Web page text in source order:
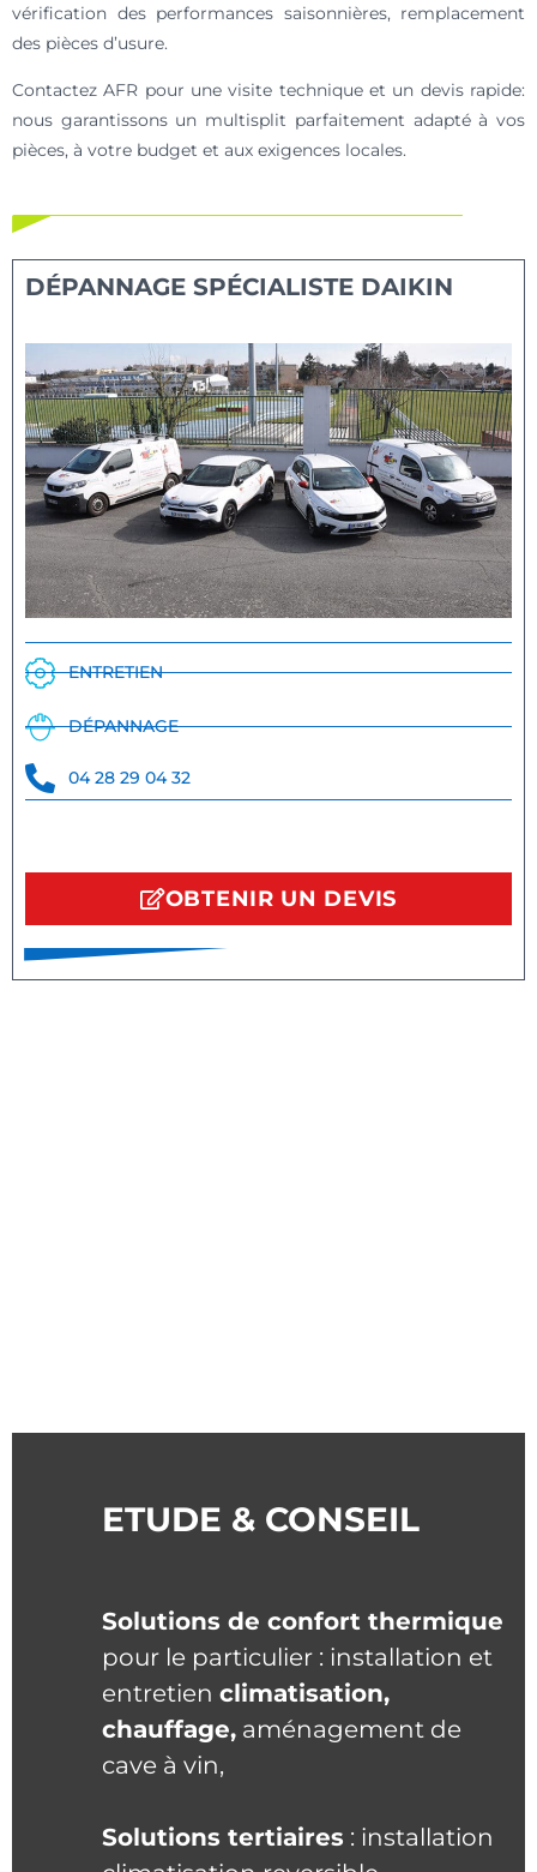
vérification des performances saisonnières, remplacement
des pièces d’usure.
Contactez AFR pour une visite technique et un devis rapide:
nous garantissons un multisplit parfaitement adapté à vos
pièces, à votre budget et aux exigences locales.
DÉPANNAGE SPÉCIALISTE DAIKIN
ENTRETIEN
DÉPANNAGE
04 28 29 04 32
OBTENIR UN DEVIS
ETUDE & CONSEIL
Solutions de confort thermique
pour le particulier : installation et
entretien climatisation,
chauffage, aménagement de
cave à vin,
Solutions tertiaires : installation